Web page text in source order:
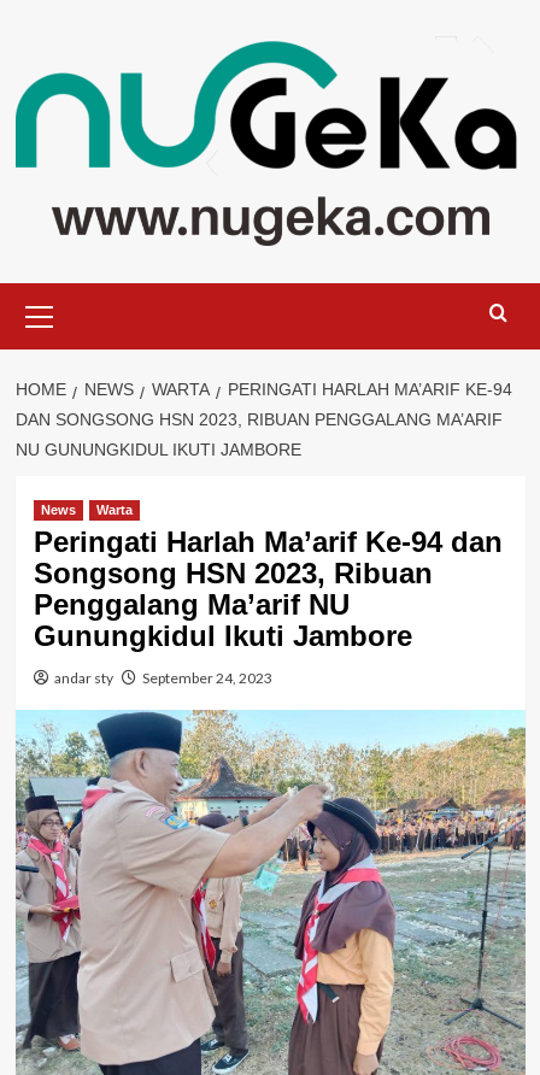
content
Menu
HOME NEWS WARTA
PERINGATI HARLAH MA’ARIF KE-94
DAN SONGSONG HSN 2023, RIBUAN PENGGALANG MA’ARIF
NU GUNUNGKIDUL IKUTI JAMBORE
News Warta
Peringati Harlah Ma’arif Ke-94 dan
Songsong HSN 2023, Ribuan
Penggalang Ma’arif NU
Gunungkidul Ikuti Jambore
andar sty September 24, 2023